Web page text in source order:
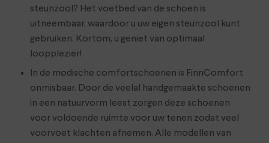
steunzool? Het voetbed van de schoen is
uitneembaar, waardoor u uw eigen steunzool kunt
gebruiken. Kortom, u geniet van optimaal
loopplezier!
In de modische comfortschoenen is FinnComfort
onmisbaar. Door de veelal handgemaakte schoenen
in een natuurvorm leest zorgen deze schoenen
voor voldoende ruimte voor uw tenen zodat veel
voorvoet klachten afnemen. Alle modellen van